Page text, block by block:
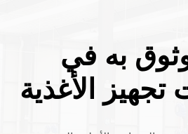
به في
الأغذية